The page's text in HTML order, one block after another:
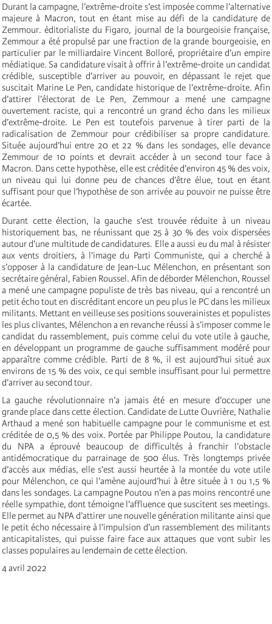
Durant la campagne, l’extrême-droite s’est imposée comme l’alternative
majeure à Macron, tout en étant mise au défi de la candidature de
Zemmour.éditorialiste du Figaro, journal de la bourgeoisie française,
Zemmour a été propulsé par une fraction de la grande bourgeoisie, en
particulier par le milliardaire Vincent Bolloré, propriétaire d’un empire
médiatique. Sa candidature visait à offrir à l’extrême-droite un candidat
crédible, susceptible d’arriver au pouvoir, en dépassant le rejet que
suscitait Marine Le Pen, candidate historique de l’extrême-droite. Afin
d’attirer l’électorat de Le Pen, Zemmour a mené une campagne
ouvertement raciste, qui a rencontré un grand écho dans les milieux
d’extrême-droite. Le Pen est toutefois parvenue à tirer parti de la
radicalisation de Zemmour pour crédibiliser sa propre candidature.
Située aujourd’hui entre 20 et 22 % dans les sondages, elle devance
Zemmour de 10 points et devrait accéder à un second tour face à
Macron. Dans cette hypothèse, elle est créditée d’environ 45 % des voix,
un niveau qui lui donne peu de chances d’être élue, tout en étant
suffisant pour que l’hypothèse de son arrivée au pouvoir ne puisse être
écartée.
Durant cette élection, la gauche s’est trouvée réduite à un niveau
historiquement bas, ne réunissant que 25 à 30 % des voix dispersées
autour d’une multitude de candidatures. Elle a aussi eu du mal à résister
aux vents droitiers, à l’image du Parti Communiste, qui a cherché à
s’opposer à la candidature de Jean-Luc Mélenchon, en présentant son
secrétaire général, Fabien Roussel. Afin de déborder Mélenchon, Roussel
a mené une campagne populiste de très bas niveau, qui a rencontré un
petit écho tout en discréditant encore un peu plus le PC dans les milieux
militants. Mettant en veilleuse ses positions souverainistes et populistes
les plus clivantes, Mélenchon a en revanche réussi à s’imposer comme le
candidat du rassemblement, puis comme celui du vote utile à gauche,
en développant un programme de gauche suffisamment modéré pour
apparaître comme crédible. Parti de 8 %, il est aujourd’hui situé aux
environs de 15 % des voix, ce qui semble insuffisant pour lui permettre
d’arriver au second tour.
La gauche révolutionnaire n’a jamais été en mesure d’occuper une
grande place dans cette élection. Candidate de Lutte Ouvrière, Nathalie
Arthaud a mené son habituelle campagne pour le communisme et est
créditée de 0,5 % des voix. Portée par Philippe Poutou, la candidature
du NPA a éprouvé beaucoup de difficultés à franchir l’obstacle
antidémocratique du parrainage de 500 élus. Très longtemps privée
d’accès aux médias, elle s’est aussi heurtée à la montée du vote utile
pour Mélenchon, ce qui l’amène aujourd’hui à être située à 1 ou 1,5 %
dans les sondages. La campagne Poutou n’en a pas moins rencontré une
réelle sympathie, dont témoigne l’affluence que suscitent ses meetings.
Elle permet au NPA d’attirer une nouvelle génération militante ainsi que
le petit écho nécessaire à l’impulsion d’un rassemblement des militants
anticapitalistes, qui puisse faire face aux attaques que vont subir les
classes populaires au lendemain de cette élection.
4 avril 2022